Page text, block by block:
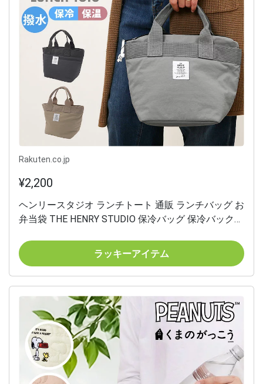
Rakuten.co.jp
¥2,200
ヘンリースタジオ ランチトート 通販 ランチバッグ お
弁当袋 THE HENRY STUDIO 保冷バッグ 保冷バック
冷 バッグ 大きめ 撥水加工 はっ水 おしゃれ シンプル
キッチン用品
ラッキーアイテム